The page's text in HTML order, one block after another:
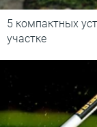
5 компактных
участке